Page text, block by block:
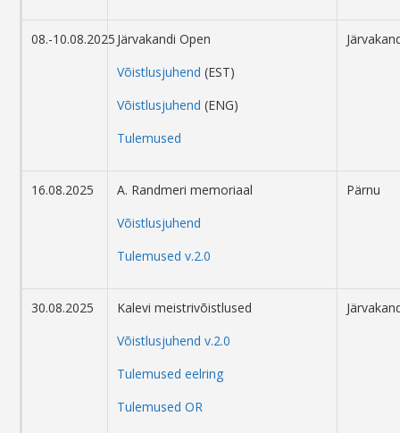
08.-10.08.2025 Järvakandi Open
Võistlusjuhend (EST)
Võistlusjuhend (ENG)
Tulemused
16.08.2025
A. Randmeri memoriaal
Võistlusjuhend
Tulemused v.2.0
Pärnu
30.08.2025
Kalevi meistrivõistlused
Võistlusjuhend v.2.0
Tulemused eelring
Tulemused OR